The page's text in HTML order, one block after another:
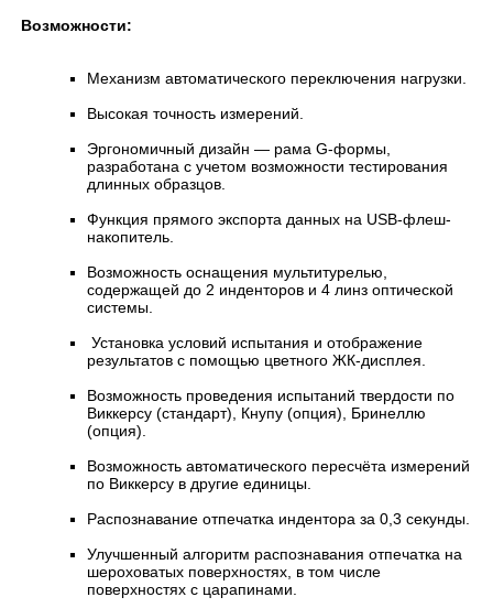
Возможности:
Механизм автоматического переключения нагрузки.
Высокая точность измерений.
Эргономичный дизайн — рама G-формы,
разработана с учетом возможности тестирования
длинных образцов.
Функция прямого экспорта данных на USB-флеш-
накопитель.
Возможность оснащения мультитурелью,
содержащей до 2 инденторов и 4 линз оптической
системы.
Установка условий испытания и отображение
результатов с помощью цветного ЖК-дисплея.
Возможность проведения испытаний твердости по
Виккерсу (стандарт), Кнупу (опция), Бринеллю
(опция).
Возможность автоматического пересчёта измерений
по Виккерсу в другие единицы.
Распознавание отпечатка индентора за 0,3 секунды.
Улучшенный алгоритм распознавания отпечатка на
шероховатых поверхностях, в том числе
поверхностях с царапинами.